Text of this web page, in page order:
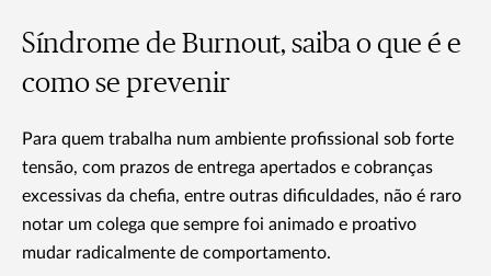
Síndrome de Burnout, saiba o que é e
como se prevenir
Para quem trabalha num ambiente profissional sob forte
tensão, com prazos de entrega apertados e cobranças
excessivas da chefia, entre outras dificuldades, não é raro
notar um colega que sempre foi animado e proativo
mudar radicalmente de comportamento.